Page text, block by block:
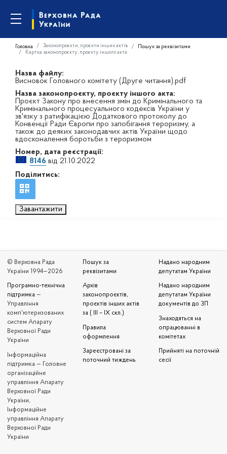
Головна Законопроєкти, проєкти інших актів
Пошук за реквізитами
Картка законопроєкту, проєкту іншого акта
Назва файлу:
Висновок Головного комітету (Друге читання).pdf
Назва законопроєкту, проєкту іншого акта:
Проєкт Закону про внесення змін до Кримінального та
Кримінального процесуального кодексів України у
зв'язку з ратифікацією Додаткового протоколу до
Конвенції Ради Європи про запобігання тероризму, а
також до деяких законодавчих актів України щодо
вдосконалення боротьби з тероризмом
Номер, дата реєстрації:
8146 від 21.10.2022
Поділитись:
Завантажити
© Верховна Рада
України 1994—2026
Програмно-технічна
підтримка —
Управління
комп'ютеризованих
систем Апарату
Верховної Ради
України
Iнформаційна
підтримка — Головне
організаційне
управління Апарату
Верховної Ради
України,
Інформаційне
управління Апарату
Верховної Ради
України
Пошук за
реквізитами
Архів
законопроєктів,
проєктів інших актів
за ( III – IX скл.)
Правила
оформлення
Зареєстровані за
поточний тиждень
Надано народним
депутатам України
Надано народним
депутатам України
документів до ЗП
Знаходяться на
опрацюванні в
комітетах
Прийняті на поточній
сесії